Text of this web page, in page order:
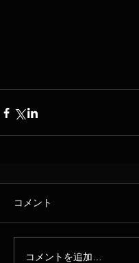
コメント
コメントを追加…